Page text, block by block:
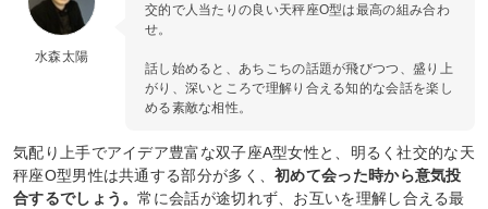
水森太陽
交的で人当たりの良い天秤座O型は最高の組み合わ
せ。
話し始めると、あちこちの話題が飛びつつ、盛り上
がり、深いところで理解り合える知的な会話を楽し
める素敵な相性。
気配り上手でアイデア豊富な双子座A型女性と、明るく社交的な天
秤座O型男性は共通する部分が多く、初めて会った時から意気投
合するでしょう。常に会話が途切れず、お互いを理解し合える最